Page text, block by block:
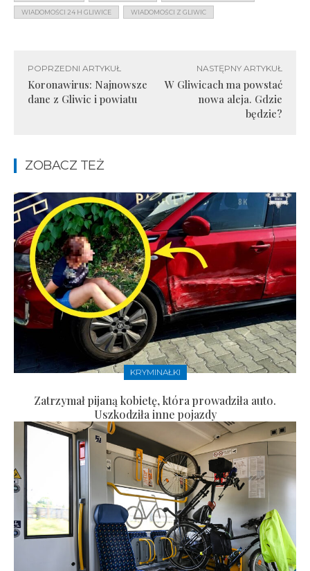
WIADOMOŚCI 24 H GLIWICE WIADOMOŚCI Z GLIWIC
POPRZEDNI ARTYKUŁ
Koronawirus: Najnowsze
dane z Gliwic i powiatu
NASTĘPNY ARTYKUŁ
W Gliwicach ma powstać
nowa aleja. Gdzie
będzie?
ZOBACZ TEŻ
KRYMINAŁKI
Zatrzymał pijaną kobietę, która prowadziła auto.
Uszkodziła inne pojazdy